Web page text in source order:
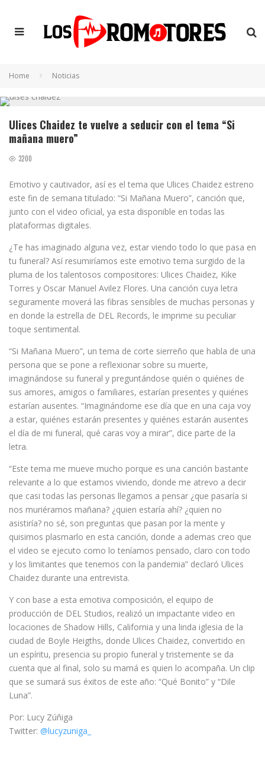
Home Noticias
Ulices Chaidez te vuelve a seducir con el tema “Si
mañana muero”
3200
Emotivo y cautivador, así es el tema que Ulices Chaidez estreno
este fin de semana titulado: “Si Mañana Muero”, canción que,
junto con el video oficial, ya esta disponible en todas las
plataformas digitales.
¿Te has imaginado alguna vez, estar viendo todo lo que pasa en
tu funeral? Así resumiríamos este emotivo tema surgido de la
pluma de los talentosos compositores: Ulices Chaidez, Kike
Torres y Oscar Manuel Avilez Flores. Una canción cuya letra
seguramente moverá las fibras sensibles de muchas personas y
en donde la estrella de DEL Records, le imprime su peculiar
toque sentimental.
“Si Mañana Muero”, un tema de corte sierreño que habla de una
persona que se pone a reflexionar sobre su muerte,
imaginándose su funeral y preguntándose quién o quiénes de
sus amores, amigos o familiares, estarían presentes y quiénes
estarían ausentes. “Imaginándome ese día que en una caja voy
a estar, quiénes estarán presentes y quiénes estarán ausentes
el día de mi funeral, qué caras voy a mirar”, dice parte de la
letra.
“Este tema me mueve mucho porque es una canción bastante
relevante a lo que estamos viviendo, donde me atrevo a decir
que casi todas las personas llegamos a pensar ¿que pasaría si
nos muriéramos mañana? ¿quien estaría ahí? ¿quien no
asistiría? no sé, son preguntas que pasan por la mente y
quisimos plasmarlo en esta canción, donde a ademas creo que
el video se ejecuto como lo teníamos pensado, claro con todo
y los limitantes que tenemos con la pandemia” declaró Ulices
Chaidez durante una entrevista.
Y con base a esta emotiva composición, el equipo de
producción de DEL Studios, realizó un impactante video en
locaciones de Shadow Hills, California y una linda iglesia de la
ciudad de Boyle Heigths, donde Ulices Chaidez, convertido en
un espíritu, presencia su propio funeral y tristemente se da
cuenta que al final, solo su mamá es quien lo acompaña. Un clip
que se sumará sus éxitos de este año: “Qué Bonito” y “Dile
Luna”.
Por: Lucy Zúñiga
Twitter: @lucyzuniga_